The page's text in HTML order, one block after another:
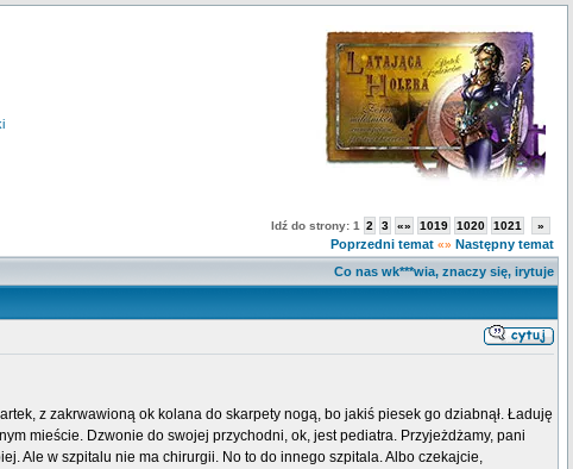
Idź do strony: 1 2 3 «» 1019 1020 1021 »
Poprzedni temat «» Następny temat
Co nas wk***wia, znaczy się, irytuje
z zakrwawioną ok kolana do skarpety nogą, bo jakiś piesek go dziabnął. Ładuję
mieście. Dzwonie do swojej przychodni, ok, jest pediatra. Przyjeżdżamy, pani
Ale w szpitalu nie ma chirurgii. No to do innego szpitala. Albo czekajcie,